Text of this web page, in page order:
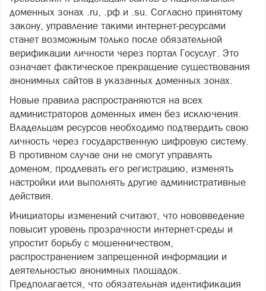
доменных зонах .ru, .рф и .su. Согласно принятому
закону, управление такими интернет-ресурсами
станет возможным только после обязательной
верификации личности через портал Госуслуг. Это
означает фактическое прекращение существования
анонимных сайтов в указанных доменных зонах.
Новые правила распространяются на всех
администраторов доменных имен без исключения.
Владельцам ресурсов необходимо подтвердить свою
личность через государственную цифровую систему.
В противном случае они не смогут управлять
доменом, продлевать его регистрацию, изменять
настройки или выполнять другие административные
действия.
Инициаторы изменений считают, что нововведение
повысит уровень прозрачности интернет-среды и
упростит борьбу с мошенничеством,
распространением запрещенной информации и
деятельностью анонимных площадок.
Предполагается, что обязательная идентификация